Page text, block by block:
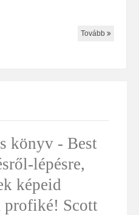
Tovább
könyv - Best
lépésre,
képeid
profiké! Scott